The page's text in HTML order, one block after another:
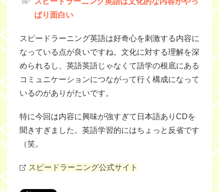
ぱり面白い
スピードラーニング英語は好奇心を刺激する内容に
なっている点が良いですね。文化に対する理解を深
められるし、英語英語じゃなくて語学の根底にある
コミュニケーションにつながって行く構成になって
いるのがありがたいです。
特に今回は内容に興味が強すぎて日本語ありCDを
聞きすぎました。英語学習的にはちょっと反省です
（笑。
スピードラーニング公式サイト